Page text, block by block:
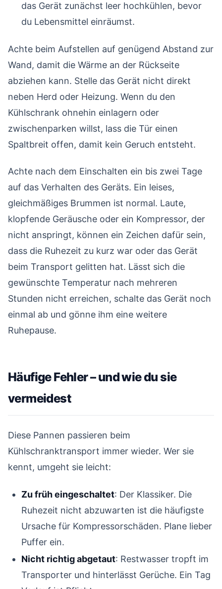
das Gerät zunächst leer hochkühlen, bevor
du Lebensmittel einräumst.
Achte beim Aufstellen auf genügend Abstand zur
Wand, damit die Wärme an der Rückseite
abziehen kann. Stelle das Gerät nicht direkt
neben Herd oder Heizung. Wenn du den
Kühlschrank ohnehin einlagern oder
zwischenparken willst, lass die Tür einen
Spaltbreit offen, damit kein Geruch entsteht.
Achte nach dem Einschalten ein bis zwei Tage
auf das Verhalten des Geräts. Ein leises,
gleichmäßiges Brummen ist normal. Laute,
klopfende Geräusche oder ein Kompressor, der
nicht anspringt, können ein Zeichen dafür sein,
dass die Ruhezeit zu kurz war oder das Gerät
beim Transport gelitten hat. Lässt sich die
gewünschte Temperatur nach mehreren
Stunden nicht erreichen, schalte das Gerät noch
einmal ab und gönne ihm eine weitere
Ruhepause.
Häufige Fehler – und wie du sie
vermeidest
Diese Pannen passieren beim
Kühlschranktransport immer wieder. Wer sie
kennt, umgeht sie leicht:
Zu früh eingeschaltet: Der Klassiker. Die
Ruhezeit nicht abzuwarten ist die häufigste
Ursache für Kompressorschäden. Plane lieber
Puffer ein.
Nicht richtig abgetaut: Restwasser tropft im
Transporter und hinterlässt Gerüche. Ein Tag